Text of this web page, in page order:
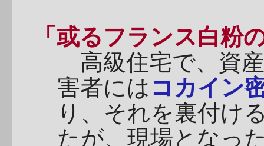
「或るフランス白粉
高級住宅で、資
害者には コカイン
り、それを裏付け
たが、現場となっ